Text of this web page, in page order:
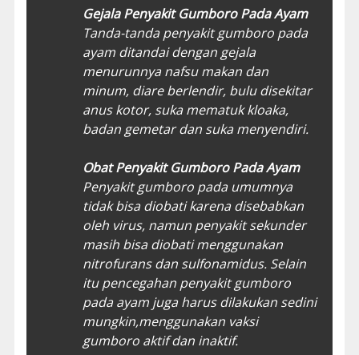
Gejala Penyakit Gumboro Pada Ayam
Tanda-tanda penyakit gumboro pada
ayam ditandai dengan gejala
menurunnya nafsu makan dan
minum, diare berlendir, bulu disekitar
anus kotor, suka mematuk kloaka,
badan gemetar dan suka menyendiri.
Obat Penyakit Gumboro Pada Ayam
Penyakit gumboro pada umumnya
tidak bisa diobati karena disebabkan
oleh virus, namun penyakit sekunder
masih bisa diobati menggunakan
nitrofurans dan sulfonamidus. Selain
itu pencegahan penyakit gumboro
pada ayam juga harus dilakukan sedini
mungkin,menggunakan vaksi
gumboro aktif dan inaktif.